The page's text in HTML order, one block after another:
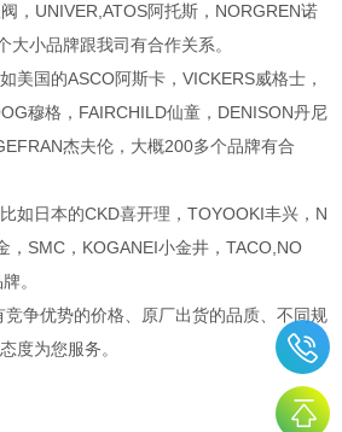
，UNIVER,ATOS阿托斯，NORGREN诺
小品牌跟我司有合作关系。
美国的ASCO阿斯卡，VICKERS威格士，
穆格，FAIRCHILD仙童，DENISON丹尼
杰夫伦，大概200多个品牌有合
如日本的CKD喜开理，TOYOOKI丰兴，N
，SMC，KOGANEI小金井，TACO,NO
。
争优势的价格、原厂出货的品质、不同规
度为您服务。